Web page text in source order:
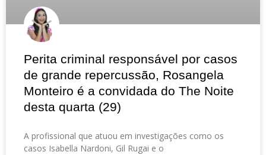
Perita criminal responsável por casos
de grande repercussão, Rosangela
Monteiro é a convidada do The Noite
desta quarta (29)
A profissional que atuou em investigações como os
casos Isabella Nardoni, Gil Rugai e o